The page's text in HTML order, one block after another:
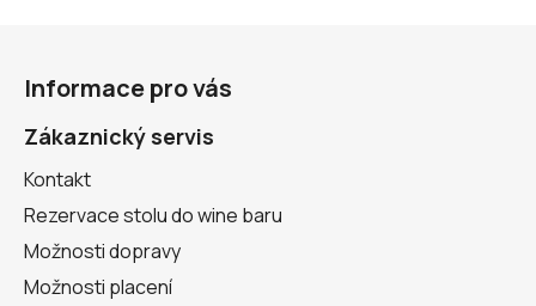
Informace pro vás
Zákaznický servis
Kontakt
Rezervace stolu do wine baru
Možnosti dopravy
Možnosti placení